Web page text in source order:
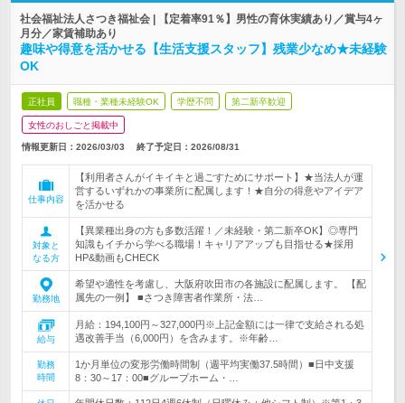
社会福祉法人さつき福祉会 | 【定着率91％】男性の育休実績あり／賞与4ヶ
月分／家賃補助あり
趣味や得意を活かせる【生活支援スタッフ】残業少なめ★未経験
OK
正社員 職種・業種未経験OK 学歴不問 第二新卒歓迎
女性のおしごと掲載中
情報更新日：2026/03/03 終了予定日： 2026/08/31
仕事内容
【利用者さんがイキイキと過ごすためにサポート】★当法人が運
営するいずれかの事業所に配属します！★自分の得意やアイデア
を活かせる
対象と
なる方
【異業種出身の方も多数活躍！／未経験・第二新卒OK】◎専門
知識もイチから学べる職場！キャリアアップも目指せる★採用
HP&動画もCHECK
勤務地
希望や適性を考慮し、大阪府吹田市の各施設に配属します。 【配
属先の一例】 ■さつき障害者作業所・法…
給与
月給：194,100円～327,000円※上記金額には一律で支給される処
遇改善手当（6,000円）を含みます。※年齢…
勤務
時間
1か月単位の変形労働時間制（週平均実働37.5時間）■日中支援
8：30～17：00■グループホーム・…